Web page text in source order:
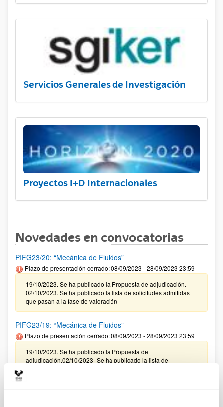
Servicios Generales de Investigación
Proyectos I+D Internacionales
Novedades en convocatorias
PIFG23/20: “Mecánica de Fluidos”
Plazo de presentación cerrado: 08/09/2023 - 28/09/2023 23:59
19/10/2023. Se ha publicado la Propuesta de adjudicación.
02/10/2023. Se ha publicado la lista de solicitudes admitidas
que pasan a la fase de valoración
PIFG23/19: “Mecánica de Fluidos”
Plazo de presentación cerrado: 08/09/2023 - 28/09/2023 23:59
19/10/2023. Se ha publicado la Propuesta de
adjudicación.02/10/2023- Se ha publicado la lista de
PIFG23/18: “Modelización de faltas en tiempo real en